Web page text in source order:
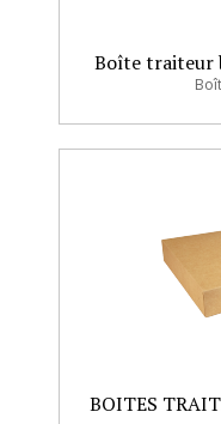
Boîte traiteur
BOITES